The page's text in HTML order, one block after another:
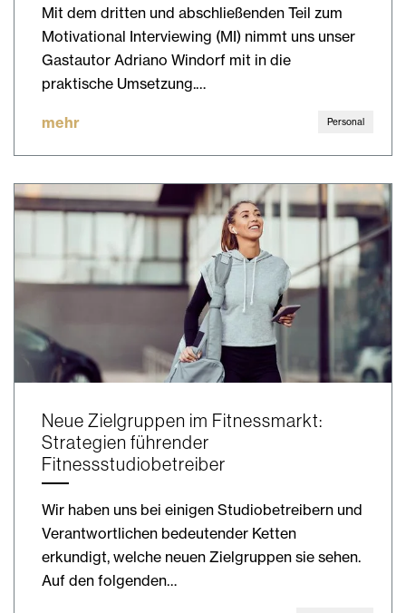
Mit dem dritten und abschließenden Teil zum
Motivational Interviewing (MI) nimmt uns unser
Gastautor Adriano Windorf mit in die
praktische Umsetzung.…
mehr Personal
Neue Zielgruppen im Fitnessmarkt:
Strategien führender
Fitnessstudiobetreiber
Wir haben uns bei einigen Studiobetreibern und
Verantwortlichen bedeutender Ketten
erkundigt, welche neuen Zielgruppen sie sehen.
Auf den folgenden…